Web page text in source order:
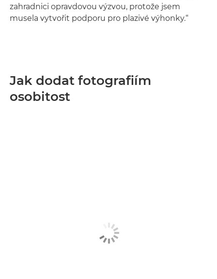
zahradnici opravdovou výzvou, protože jsem
musela vytvořit podporu pro plazivé výhonky.“
Jak dodat fotografiím
osobitost